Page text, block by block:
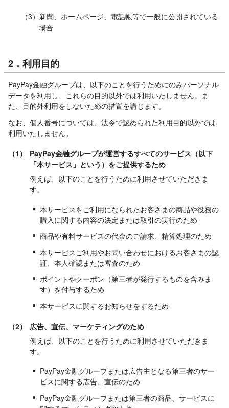
（3）新聞、ホームページ、電話帳等で一般に公開されている
場合
2．利用目的
PayPay金融グループは、以下のことを行うためにのみパーソナル
データを利用し、これらの目的以外では利用いたしません。ま
た、目的外利用をしないための措置を講じます。
なお、個人番号については、法令で認められた利用目的以外では
利用いたしません。
（1）
PayPay金融グループが運営するすべてのサービス（以下
「本サービス」という）をご提供するため
例えば、以下のことを行うために利用させていただきま
す。
本サービスをご利用になられたお客さまの商品や役務の
購入に関する内容の決定または取引の実行のため
商品や有料サービスの代金のご請求、精算処理のため
本サービスご利用やお問い合わせにおけるお客さまの認
証、本人確認または審査のため
ポイントやクーポン（第三者が発行するものを含みま
す）を付与するため
本サービスに関するお知らせをするため
（2）
広告、宣伝、マーケティングのため
例えば、以下のことを行うために利用させていただきま
す。
PayPay金融グループまたは広告主となる第三者のサー
ビスに関する広告、宣伝のため
PayPay金融グループまたは第三者の商品、サービスに